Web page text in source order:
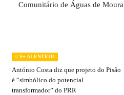
Comunitário de Águas de Moura
// S+ ALENTEJO
António Costa diz que projeto do Pisão
é “simbólico do potencial
transformador” do PRR